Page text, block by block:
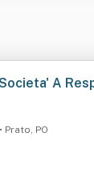
A
• Prato, PO